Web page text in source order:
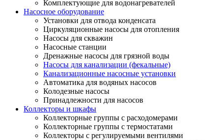
Комплектующие для водонагревателей
Насосное оборудование
Установки для отвода конденсата
Циркуляционные насосы для отопления
Насосы для скважин
Насосные станции
Дренажные насосы для грязной воды
Насосы для канализации (фекальные)
Канализационные насосные установки
Автоматика для водяных насосов
Колодезные насосы
Принадлежности для насосов
Коллекторы и шкафы
Коллекторные группы с расходомерами
Коллекторные группы с термостатами
Коллекторы с регулируемыми вентилями